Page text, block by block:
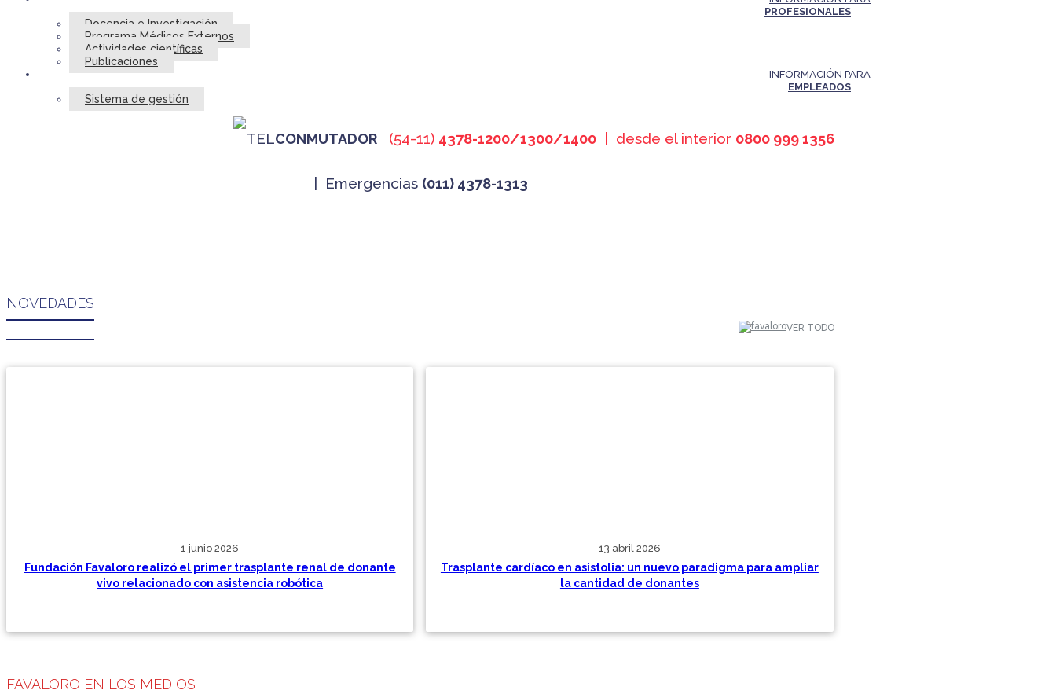
PROFESIONALES
Docencia e Investigación
Programa Médicos Externos
Actividades científicas
Publicaciones
INFORMACIÓN PARA
EMPLEADOS
Sistema de gestión
CONMUTADOR (54-11) 4378-1200/1300/1400| desde el interior 0800 999 1356
| Emergencias (011) 4378-1313
NOVEDADES
VER TODO
Fundación Favaloro realizó el primer trasplante renal de donante
vivo relacionado con asistencia robótica
1 junio 2026
Trasplante cardíaco en asistolia: un nuevo paradigma para ampliar
la cantidad de donantes
13 abril 2026
FAVALORO EN LOS MEDIOS